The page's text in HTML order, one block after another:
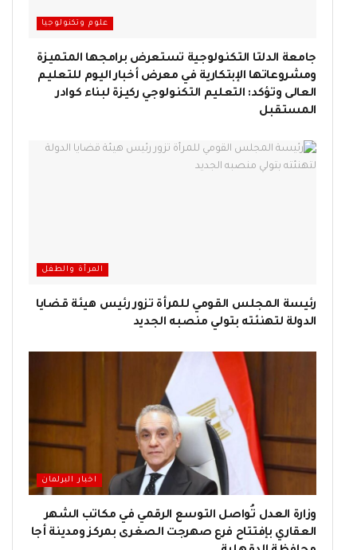
علوم وتكنولوجيا
جامعة الدلتا التكنولوجية تستعرض برامجها المتميزة
ومشروعاتها الإبتكارية في معرض أخبار اليوم للتعليم
العالى وتؤكد: التعليم التكنولوجي ركيزة لبناء كوادر
المستقبل
المرأة والطفل
رئيسة المجلس القومي للمرأة تزور رئيس هيئة قضايا
الدولة لتهنئته بتولي منصبه الجديد
اخبار البرلمان
وزارة العدل تُواصل التوسع الرقمي في مكاتب الشهر
العقاري بإفتتاح فرع صهرجت الصغرى بمركز ومدينة أجا